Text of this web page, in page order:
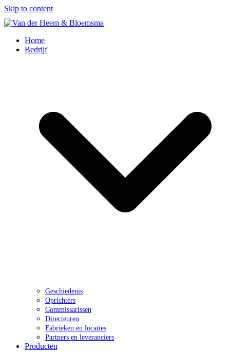
Skip to content
Home
Bedrijf
Geschiedenis
Oprichters
Commissarissen
Directeuren
Fabrieken en locaties
Partners en leveranciers
Producten